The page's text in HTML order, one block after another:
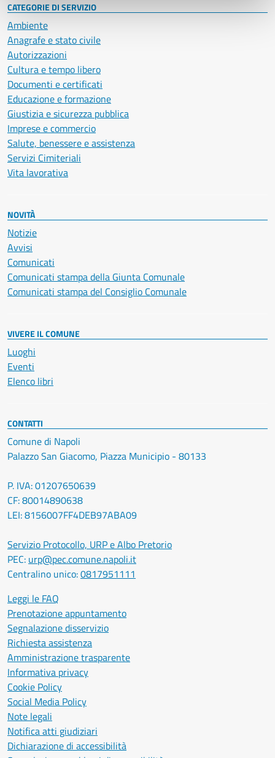
CATEGORIE DI SERVIZIO
Ambiente
Anagrafe e stato civile
Autorizzazioni
Cultura e tempo libero
Documenti e certificati
Educazione e formazione
Giustizia e sicurezza pubblica
Imprese e commercio
Salute, benessere e assistenza
Servizi Cimiteriali
Vita lavorativa
NOVITÀ
Notizie
Avvisi
Comunicati
Comunicati stampa della Giunta Comunale
Comunicati stampa del Consiglio Comunale
VIVERE IL COMUNE
Luoghi
Eventi
Elenco libri
CONTATTI
Comune di Napoli
Palazzo San Giacomo, Piazza Municipio - 80133
P. IVA: 01207650639
CF: 80014890638
LEI: 8156007FF4DEB97ABA09
Servizio Protocollo, URP e Albo Pretorio
PEC: urp@pec.comune.napoli.it
Centralino unico:0817951111
Leggi le FAQ
Prenotazione appuntamento
Segnalazione disservizio
Richiesta assistenza
Amministrazione trasparente
Informativa privacy
Cookie Policy
Social Media Policy
Note legali
Notifica atti giudiziari
Dichiarazione di accessibilità